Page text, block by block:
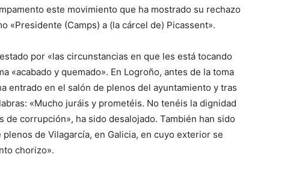
este movimiento que ha mostrado su rechazo
«Presidente (Camps) a (la cárcel de) Picassent».
por «las circunstancias en que les está tocando
«acabado y quemado». En Logroño, antes de la toma
entrado en el salón de plenos del ayuntamiento y tras
«Mucho juráis y prometéis. No tenéis la dignidad
de corrupción», ha sido desalojado. También han sido
de Vilagarcía, en Galicia, en cuyo exterior se
chorizo».